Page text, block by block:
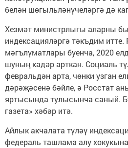
белән шөгыльләнүчеләргә дә
Хезмәт министрлыгы аларны
индексацияләргә тәкъдим итте.
мәгълүматлары буенча, 2020
шуның кадәр арткан. Социаль
февральдән арта, чөнки узган
дәрәҗәсенә бәйле, ә Росстат
яртысында тулысынча саный.
газета» хәбәр итә.
Айлык акчалата түләү
федераль ташлама алу